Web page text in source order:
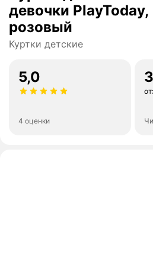
девочки
розовый
Куртки детские
5,0
4 оценки
3